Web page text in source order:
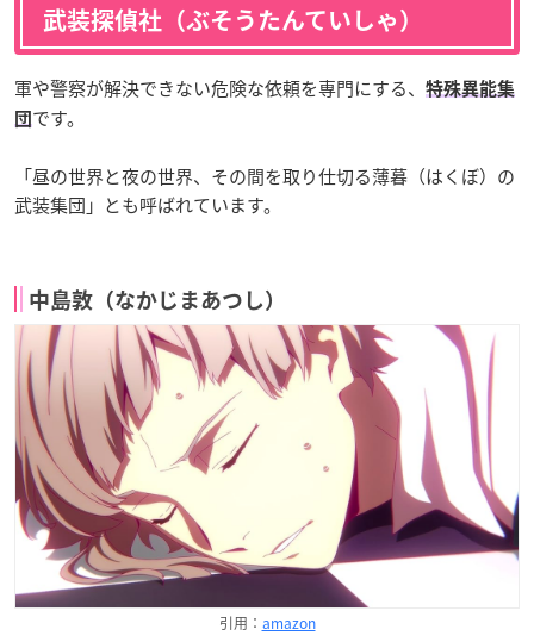
武装探偵社（ぶそうたんていしゃ）
軍や警察が解決できない危険な依頼を専門にする、
特殊異能集
団 です。
「昼の世界と夜の世界、その間を取り仕切る薄暮（はくぼ）の
武装集団」とも呼ばれています。
中島敦（なかじまあつし）
引用： amazon